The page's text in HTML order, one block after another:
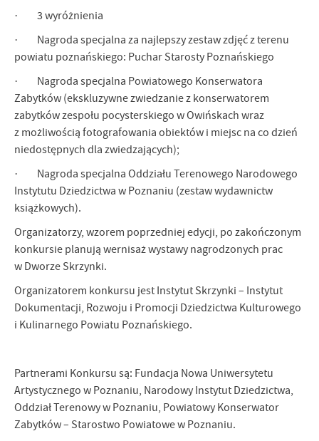
· 3 wyróżnienia
· Nagroda specjalna za najlepszy zestaw zdjęć z terenu
powiatu poznańskiego: Puchar Starosty Poznańskiego
· Nagroda specjalna Powiatowego Konserwatora
Zabytków (ekskluzywne zwiedzanie z konserwatorem
zabytków zespołu pocysterskiego w Owińskach wraz
z możliwością fotografowania obiektów i miejsc na co dzień
niedostępnych dla zwiedzających);
· Nagroda specjalna Oddziału Terenowego Narodowego
Instytutu Dziedzictwa w Poznaniu (zestaw wydawnictw
książkowych).
Organizatorzy, wzorem poprzedniej edycji, po zakończonym
konkursie planują wernisaż wystawy nagrodzonych prac
w Dworze Skrzynki.
Organizatorem konkursu jest Instytut Skrzynki – Instytut
Dokumentacji, Rozwoju i Promocji Dziedzictwa Kulturowego
i Kulinarnego Powiatu Poznańskiego.
Partnerami Konkursu są: Fundacja Nowa Uniwersytetu
Artystycznego w Poznaniu, Narodowy Instytut Dziedzictwa,
Oddział Terenowy w Poznaniu, Powiatowy Konserwator
Zabytków – Starostwo Powiatowe w Poznaniu.